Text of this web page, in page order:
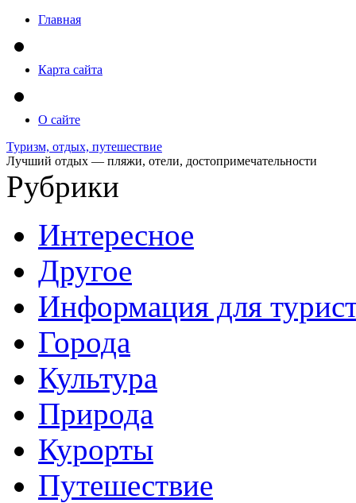
Главная
Карта сайта
О сайте
Туризм, отдых, путешествие
Лучший отдых — пляжи, отели, достопримечательности
Рубрики
Интересное
Другое
Информация для
Города
Культура
Природа
Курорты
Путешествие